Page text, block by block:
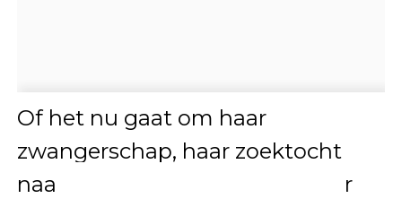
Of het nu gaat om haar
zwangerschap, haar zoektocht
naar een nieuw vriendje of haar